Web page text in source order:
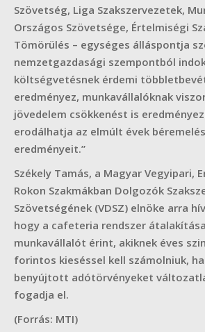
Szövetség, Liga Szakszervezetek,
Országos Szövetsége, Értelmiségi
Tömörülés – egységes álláspontja
nemzetgazdasági szempontból
költségvetésnek érdemi
eredményez, munkavállalóknak
jövedelem csökkenést is
erodálhatja az elmúlt évek
eredményeit.”
Székely Tamás, a Magyar Vegyipari,
Rokon Szakmákban Dolgozók
Szövetségének (VDSZ) elnöke arra
hogy a cafeteria rendszer
munkavállalót érint, akiknek éves
forintos kieséssel kell számolniuk,
benyújtott adótörvényeket
fogadja el.
(Forrás: MTI)